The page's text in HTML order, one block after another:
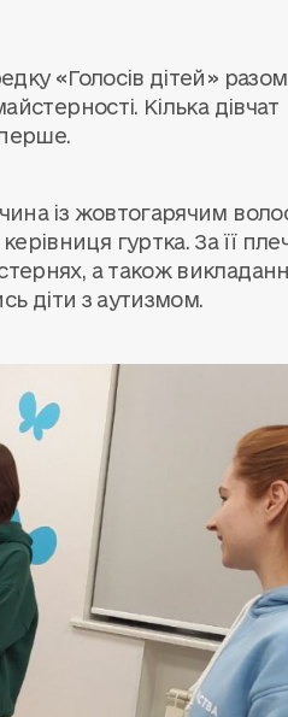
«Голосів дітей» разом
Кілька дівчат
із жовтогарячим
керівниця гуртка. За її
а також
діти з аутизмом.